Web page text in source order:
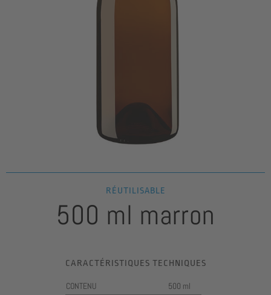
RÉUTILISABLE
500 ml marron
CARACTÉRISTIQUES TECHNIQUES
CONTENU
500 ml